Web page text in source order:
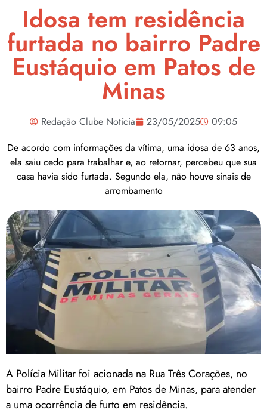
Idosa tem residência
furtada no bairro Padre
Eustáquio em Patos de
Minas
Redação Clube Notícia 23/05/2025
09:05
De acordo com informações da vítima, uma idosa de 63 anos,
ela saiu cedo para trabalhar e, ao retornar, percebeu que sua
casa havia sido furtada. Segundo ela, não houve sinais de
arrombamento
A Polícia Militar foi acionada na Rua Três Corações, no
bairro Padre Eustáquio, em Patos de Minas, para atender
a uma ocorrência de furto em residência.